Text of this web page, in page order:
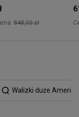
848,00 zł
Walizki duże